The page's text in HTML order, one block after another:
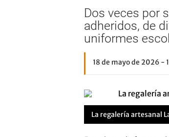
Dos veces por
adheridos, de
uniformes
18 de mayo de 2026 -
La regalería artesanal